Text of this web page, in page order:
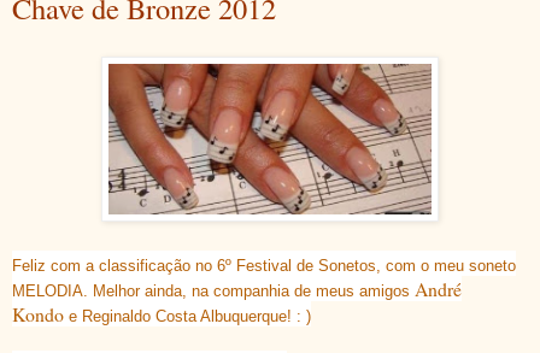
Feliz com a classificação no 6º Festival de Sonetos, com o meu soneto
MELODIA. Melhor ainda, na companhia de meus amigos André
Kondo e Reginaldo Costa Albuquerque! : )